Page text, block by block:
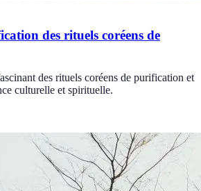
des rituels coréens de
des rituels coréens de purification et
culturelle et spirituelle.